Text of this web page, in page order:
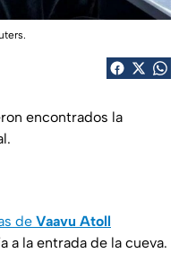
encontrados la
de Vaavu Atoll
a la entrada de la cueva.